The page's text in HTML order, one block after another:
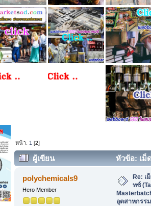
หน้า: 1 [2]
ผู้เขียน
หัวข้อ: เม็
Masterbatch) สำหรับอุตสาหกรรมฉีด
polychemicals9
Hero Member
Re: เ
ทช์
อุตสาหกรร